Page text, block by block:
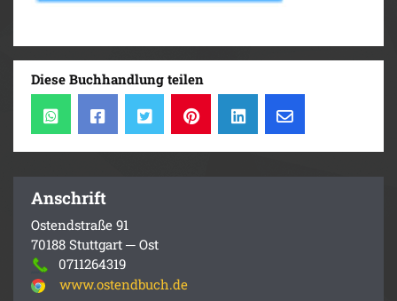
Diese Buchhandlung teilen
Anschrift
Ostendstraße 91
70188 Stuttgart ─ Ost
0711264319
www.ostendbuch.de